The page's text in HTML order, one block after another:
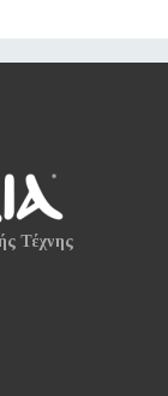
Τέχνης